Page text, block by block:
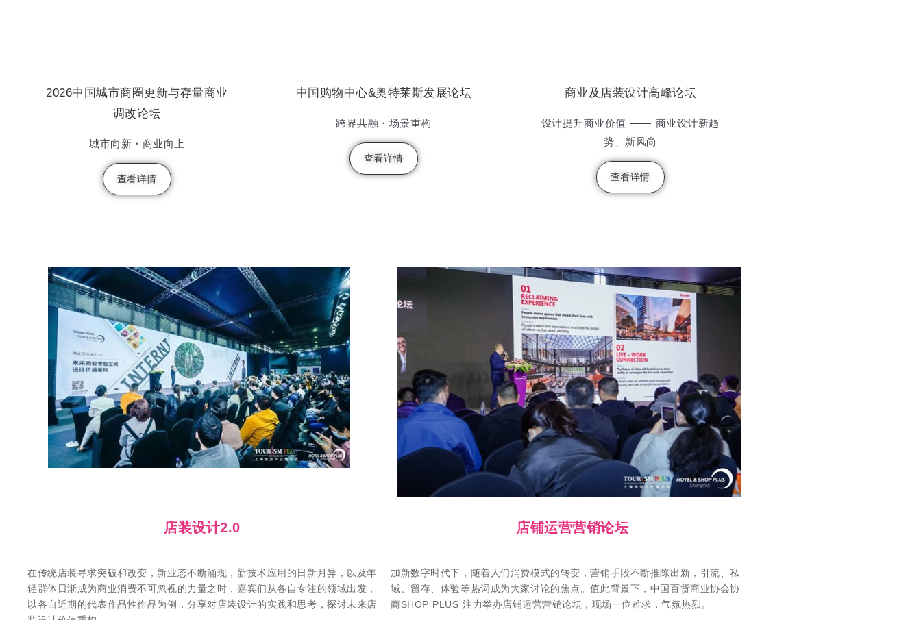
2026中国城市商圈更新与存量商业
调改论坛
城市向新・商业向上
查看详情
中国购物中心&奥特莱斯发展论坛
跨界共融・场景重构
查看详情
商业及店装设计高峰论坛
设计提升商业价值 —— 商业设计新趋
势、新风尚
查看详情
店装设计2.0
在传统店装寻求突破和改变，新业态不断涌现，新技术应用的日新月异，以及年
轻群体日渐成为商业消费不可忽视的力量之时，嘉宾们从各自专注的领域出发，
以各自近期的代表作品性作品为例，分享对店装设计的实践和思考，探讨未来店
店铺运营营销论坛
加新数字时代下，随着人们消费模式的转变，营销手段不断推陈出新，引流、私
域、留存、体验等热词成为大家讨论的焦点。值此背景下，中国百货商业协会协
商SHOP PLUS 注力举办店铺运营营销论坛，现场一位难求，气氛热烈。